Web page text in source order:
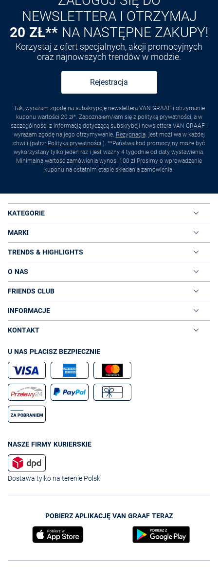
NEWSLETTERA I OTRZYMAJ
20 ZŁ** NA NASTĘPNE ZAKUPY!
Korzystaj z ofert specjalnych, akcji promocyjnych
oraz najnowszych trendów w modzie.
Rejestracja
Tak, wyrażam zgodę na subskrypcję newslettera VAN GRAAF i otrzymanie
kuponu wartości 20 zł*. Zapoznałem/łam się z polityką prywatności, a w
szczególności z informacją dotyczącą subskrybcji newslettera VAN GRAAF i
wyrażam zgodę na jego otrzymywanie. Rezygnacja. jest możliwa w każdej
chwili (patrz: Polityka prywatności ). **Państwa kod promocyjny może być
wykorzystany tylko jeden raz i jest ważny 4 tygodnie od daty wystawienia.
Minimalna wartość zamówienia wynosi 100 zł Prosimy o wprowadzenie
kuponu na ostatnim etapie składania zamówienia.
KATEGORIE
MARKI
TRENDS & HIGHLIGHTS
O NAS
FRIENDS CLUB
INFORMACJE
KONTAKT
U NAS PŁACISZ BEZPIECZNIE
NASZE FIRMY KURIERSKIE
Dostawa tylko na terenie Polski
POBIERZ APLIKACJĘ VAN GRAAF TERAZ